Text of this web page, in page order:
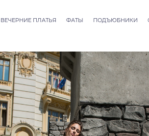
ВЕЧЕРНИЕ ПЛАТЬЯ
Allure
ФАТЫ
Фаты Thessaloniki
Фаты Athens
Фаты Dubai Couture
Фаты Rome
ПОДЪЮБНИКИ